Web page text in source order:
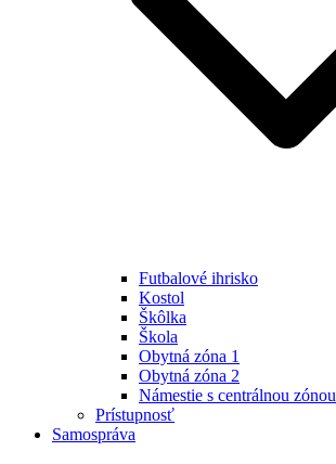
Futbalové ihrisko
Kostol
Škôlka
Škola
Obytná zóna 1
Obytná zóna 2
Námestie s centrálnou zónou
Prístupnosť
Samospráva